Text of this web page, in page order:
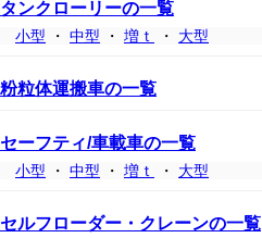
タンクローリーの一覧
小型 ・ 中型 ・ 増ｔ ・ 大型
粉粒体運搬車の一覧
セーフティ/車載車の一覧
小型 ・ 中型 ・ 増ｔ ・ 大型
セルフローダー・クレーンの一覧